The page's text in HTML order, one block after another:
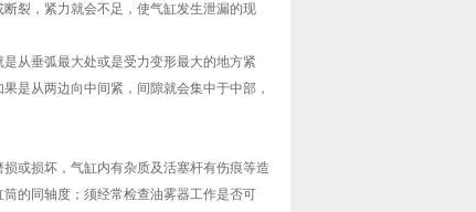
裂，紧力就会不足，使气缸发生泄漏的现
从垂弧最大处或是受力变形最大的地方紧
是从两边向中间紧，间隙就会集中于中部，
或损坏，气缸内有杂质及活塞杆有伤痕等造
的同轴度；须经常检查油雾器工作是否可